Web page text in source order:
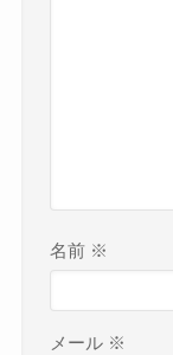
名前 ※
メール ※